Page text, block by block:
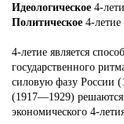
Идеологическое 4-
Политическое 4-
4-летие является
государственного
силовую фазу России
(1917—1929) решаются
экономического 4-